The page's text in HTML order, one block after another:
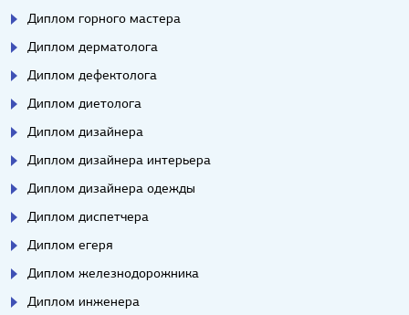
Диплом горного мастера
Диплом дерматолога
Диплом дефектолога
Диплом диетолога
Диплом дизайнера
Диплом дизайнера интерьера
Диплом дизайнера одежды
Диплом диспетчера
Диплом егеря
Диплом железнодорожника
Диплом инженера